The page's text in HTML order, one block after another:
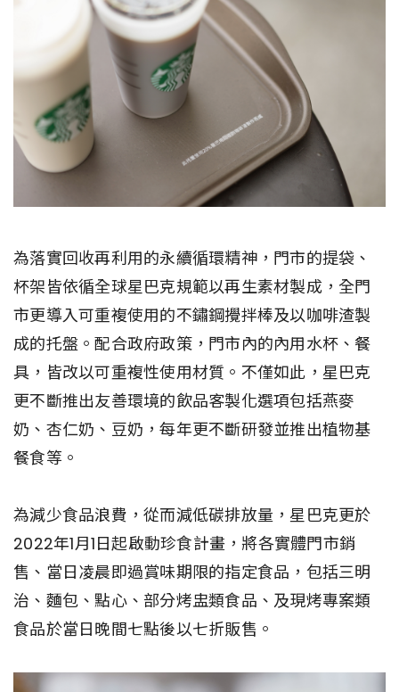
為落實回收再利用的永續循環精神，門市的提袋、
杯架皆依循全球星巴克規範以再生素材製成，全門
市更導入可重複使用的不鏽鋼攪拌棒及以咖啡渣製
成的托盤。配合政府政策，門市內的內用水杯、餐
具，皆改以可重複性使用材質。不僅如此，星巴克
更不斷推出友善環境的飲品客製化選項包括燕麥
奶、杏仁奶、豆奶，每年更不斷研發並推出植物基
餐食等。
為減少食品浪費，從而減低碳排放量，星巴克更於
2022年1月1日起啟動珍食計畫，將各實體門市銷
售、當日凌晨即過賞味期限的指定食品，包括三明
治、麵包、點心、部分烤盅類食品、及現烤專案類
食品於當日晚間七點後以七折販售。